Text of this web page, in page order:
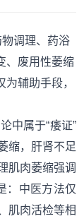
调理、药浴
、废用性萎缩
辅助手段，
中属于“痿证”
缩，肝肾不足
肌肉萎缩强调
：中医方法仅
肌肉活检等相